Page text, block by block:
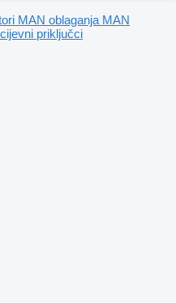
MAN oblaganja MAN
priključci